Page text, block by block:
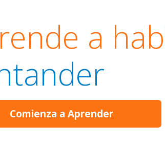
a
Comienza a Aprender